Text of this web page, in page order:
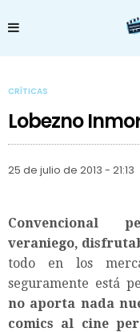
CRÍTICAS
Lobezno
25 de julio de 2013 - 21:13
Convencional
veraniego,
todo en los
seguramente está
no aporta nada
comics al cine